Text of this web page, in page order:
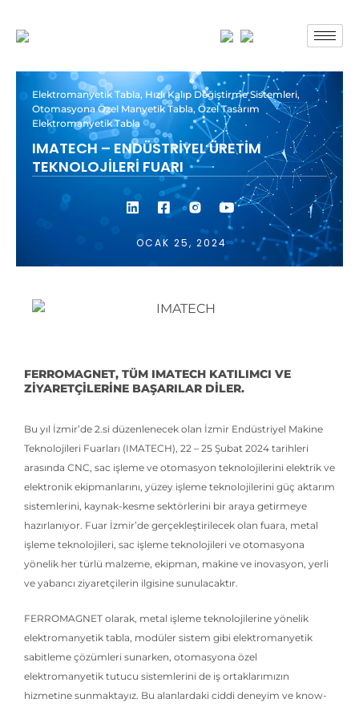
Elektromanyetik Tabla, Hızlı Kalıp Değiştirme Sistemleri,
Otomasyona Özel Manyetik Tabla, Özel Tasarım
Elektromanyetik Tabla
IMATECH – ENDÜSTRIYEL ÜRETIM
TEKNOLOJILERI FUARI
OCAK 25, 2024
FERROMAGNET, TÜM IMATECH KATILIMCI VE
ZİYARETÇİLERİNE BAŞARILAR DİLER.
Bu yıl İzmir’de 2.si düzenlenecek olan İzmir Endüstriyel Makine
Teknolojileri Fuarları (IMATECH), 22 – 25 Şubat 2024 tarihleri
arasında CNC, sac işleme ve otomasyon teknolojilerini elektrik ve
elektronik ekipmanlarını, yüzey işleme teknolojilerini güç aktarım
sistemlerini, kaynak-kesme sektörlerini bir araya getirmeye
hazırlanıyor. Fuar İzmir’de gerçekleştirilecek olan fuara, metal
işleme teknolojileri, sac işleme teknolojileri ve otomasyona
yönelik her türlü malzeme, ekipman, makine ve inovasyon, yerli
ve yabancı ziyaretçilerin ilgisine sunulacaktır.
FERROMAGNET olarak, metal işleme teknolojilerine yönelik
elektromanyetik tabla, modüler sistem gibi elektromanyetik
sabitleme çözümleri sunarken, otomasyona özel
elektromanyetik tutucu sistemlerini de iş ortaklarımızın
hizmetine sunmaktayız. Bu alanlardaki ciddi deneyim ve know-